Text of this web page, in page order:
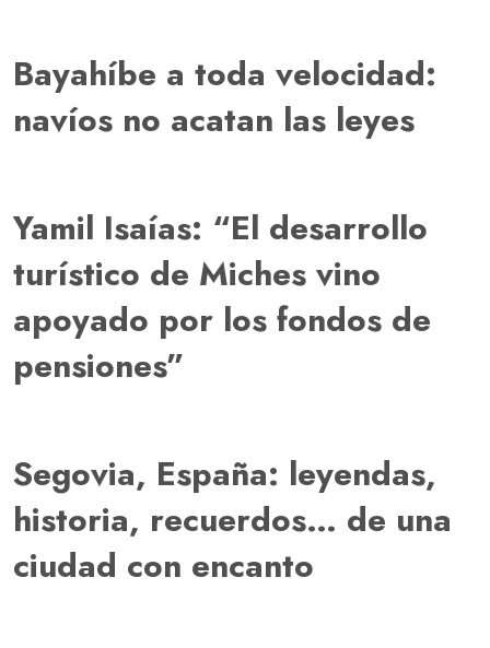
Bayahíbe a toda velocidad:
navíos no acatan las leyes
Yamil Isaías: “El desarrollo
turístico de Miches vino
apoyado por los fondos de
pensiones”
Segovia, España: leyendas,
historia, recuerdos… de una
ciudad con encanto